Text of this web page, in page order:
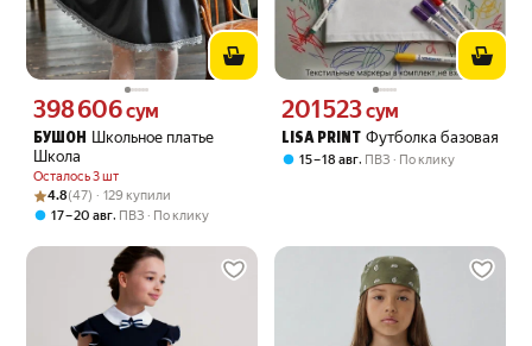
БУШОН
Школьное платье
Школа
Осталось 3 шт
Цена 398606 сум вместо
398 606сум
Рейтинг товара: 4.8 из 5
Оценок: (47) · 129 купили
4.8(47) · 129 купили
17 – 20 авг, ПВЗ По клику
LISA PRINT Футболка базовая
Цена 201523 сум вместо
201 523сум
15 – 18 авг, ПВЗ По клику